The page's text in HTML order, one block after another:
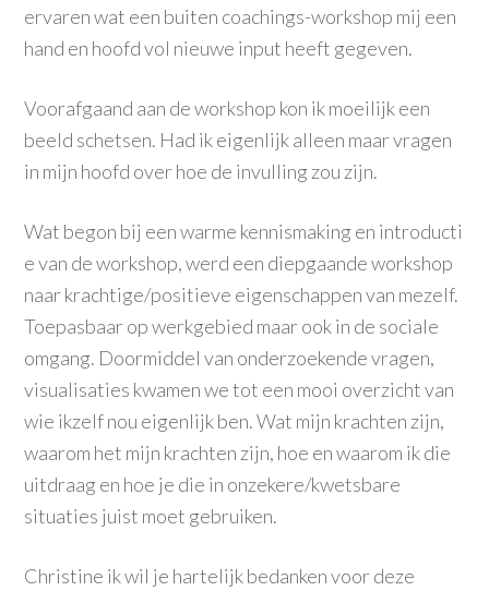
ervaren wat een buiten coachings-workshop mij een
hand en hoofd vol nieuwe input heeft gegeven.
Voorafgaand aan de workshop kon ik moeilijk een
beeld schetsen. Had ik eigenlijk alleen maar vragen
in mijn hoofd over hoe de invulling zou zijn.
Wat begon bij een warme kennismaking en introducti
e van de workshop, werd een diepgaandeworkshop
naar krachtige/positieve eigenschappen van mezelf.
Toepasbaarop werkgebied maar ook in de sociale
omgang. Doormiddel van onderzoekende vragen,
visualisaties kwamen we tot een mooi overzicht van
wie ikzelf nou eigenlijk ben. Wat mijn krachten zijn,
waarom het mijn krachten zijn, hoe en waarom ik die
uitdraag en hoe je die in onzekere/kwetsbare
situaties juist moet gebruiken.
Christine ik wil je hartelijk bedanken voor deze